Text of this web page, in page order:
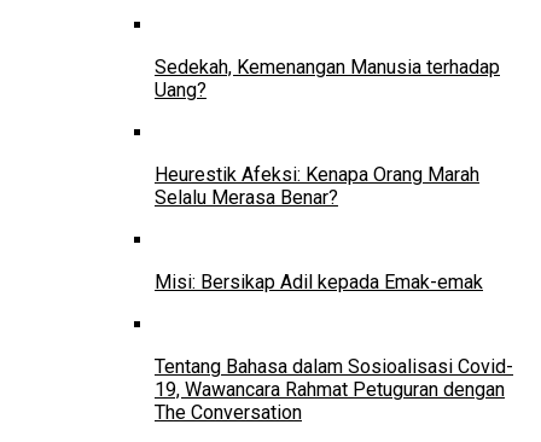
Sedekah, Kemenangan Manusia terhadap
Uang?
Heurestik Afeksi: Kenapa Orang Marah
Selalu Merasa Benar?
Misi: Bersikap Adil kepada Emak-emak
Tentang Bahasa dalam Sosioalisasi Covid-
19, Wawancara Rahmat Petuguran dengan
The Conversation